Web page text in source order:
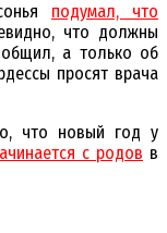
подумал, что
что должны
а только об
просят врача
что новый год у
с родов в